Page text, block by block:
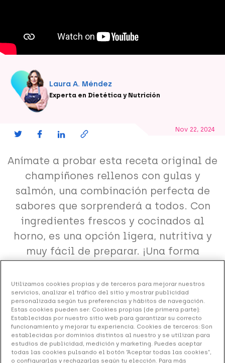
Laura A. Méndez
Experta en Dietética y Nutrición
Nov 22, 2024
Anímate a probar esta receta original de
champiñones rellenos con gulas y
salmón, una combinación perfecta de
sabores que sorprenderá a todos. Con
ingredientes frescos y cocinados al
horno, es una opción ligera, nutritiva y
muy fácil de preparar. ¡Una forma
pescado en tu dieta de manera
saludable!
Dificultad:fácil
Tiempo de preparación: 20 minutos
Información nutricional (valor energético): 180
Utilizamos cookies propias y de terceros para mejorar nuestros
servicios, analizar el tráfico del sitio y mostrar publicidad
personalizada según tus preferencias y hábitos de navegación.
Estas cookies pueden ser: Cookies propias (de primera parte):
Establecidas por nuestro sitio web para garantizar su correcto
funcionamiento y mejorar tu experiencia. Cookies de terceros: Son
establecidas por dominios distintos al nuestro y se utilizan para
estudios de publicidad, medición y marketing. Puedes aceptar
todas las cookies pulsando el botón “Aceptar todas las cookies”,
o configurarlas y rechazarlas según tu elección. Para más